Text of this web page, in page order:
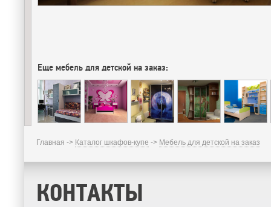
Еще мебель для детской на заказ:
Главная -> Каталог шкафов-купе -> Мебель для детской на заказ
КОНТАКТЫ